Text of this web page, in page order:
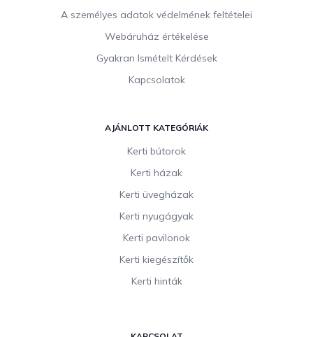
A személyes adatok védelmének feltételei
Webáruház értékelése
Gyakran Ismételt Kérdések
Kapcsolatok
AJÁNLOTT KATEGÓRIÁK
Kerti bútorok
Kerti házak
Kerti üvegházak
Kerti nyugágyak
Kerti pavilonok
Kerti kiegészítők
Kerti hinták